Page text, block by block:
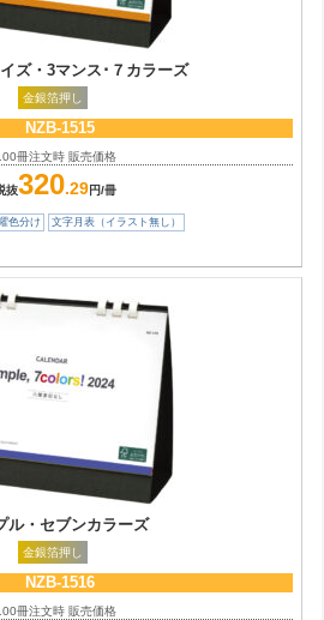
ズ・3マンス･７カラーズ
金銀箔押し
NZB-1515
冊注文時 販売価格
抜320.29円/冊
色分け 文字月表（イラスト無し）
ル・セブンカラーズ
金銀箔押し
NZB-1516
冊注文時 販売価格